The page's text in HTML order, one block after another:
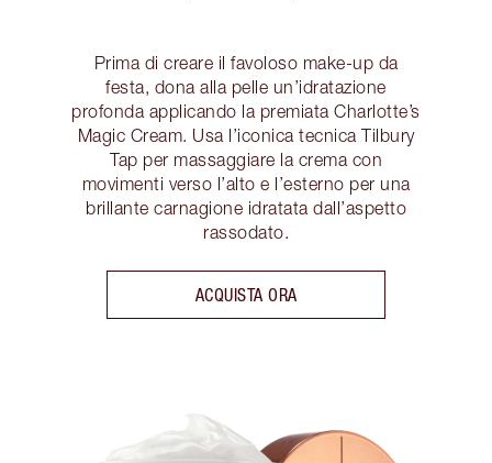
Prima di creare il favoloso make-up da
festa, dona alla pelle un’idratazione
profonda applicando la premiata Charlotte’s
Magic Cream. Usa l’iconica tecnica Tilbury
Tap per massaggiare la crema con
movimenti verso l’alto e l’esterno per una
brillante carnagione idratata dall’aspetto
rassodato.
ACQUISTA ORA